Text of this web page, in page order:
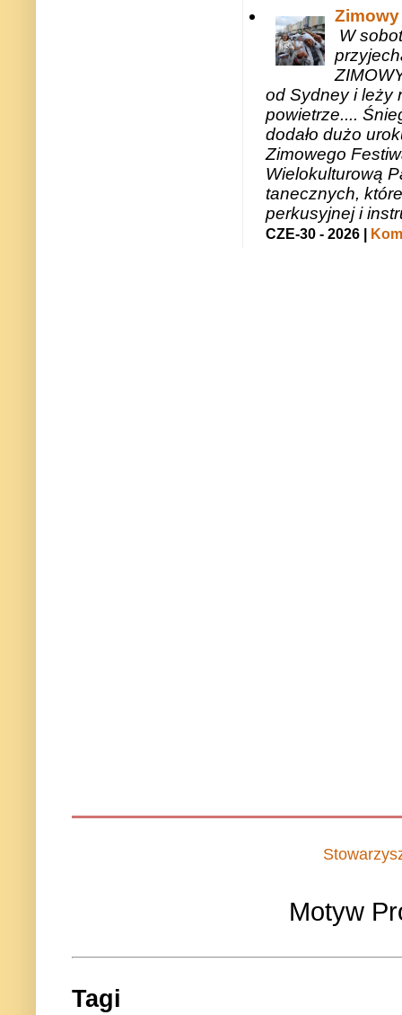
W
od Sydney i leży
powietrze....
dodało dużo
Zimowego
Wielokulturową
tanecznych,
perkusyjnej i
CZE-30 - 2026 |
Motyw
Tagi